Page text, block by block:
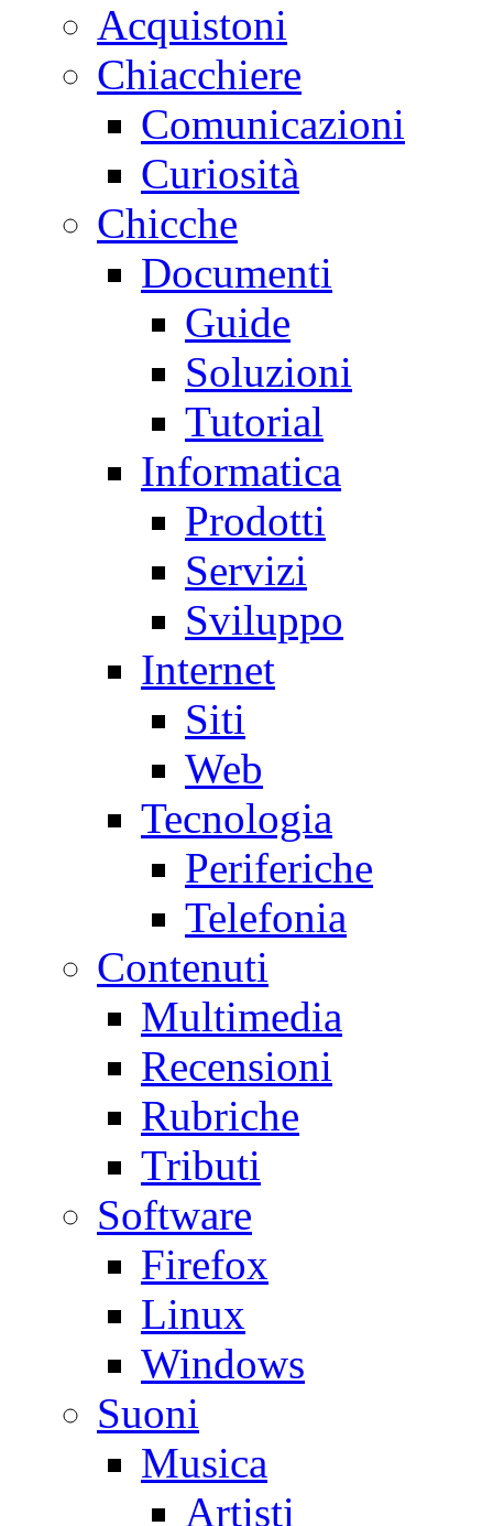
Acquistoni
Chiacchiere
Comunicazioni
Curiosità
Chicche
Documenti
Guide
Soluzioni
Tutorial
Informatica
Prodotti
Servizi
Sviluppo
Internet
Siti
Web
Tecnologia
Periferiche
Telefonia
Contenuti
Multimedia
Recensioni
Rubriche
Tributi
Software
Firefox
Linux
Windows
Suoni
Musica
Artisti